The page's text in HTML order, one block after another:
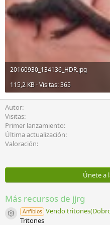
20160930_134136_HDR.jpg
115,2 KB · Visitas: 365
Autor
Visitas
Primer lanzamiento
Última actualización
Valoración
Únete a
Más recursos de jjrg
Icono del recurso
Anfibios Vendo
Tritones